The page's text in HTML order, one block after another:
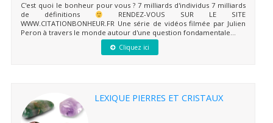
C'est quoi le bonheur pour vous ? 7 milliards d'individus 7 milliards
de définitions
RENDEZ-VOUS SUR LE SITE
WWW.CITATIONBONHEUR.FR Une série de vidéos filmée par Julien
Peron à travers le monde autour d'une question fondamentale...
Cliquez ici
LEXIQUE PIERRES ET CRISTAUX